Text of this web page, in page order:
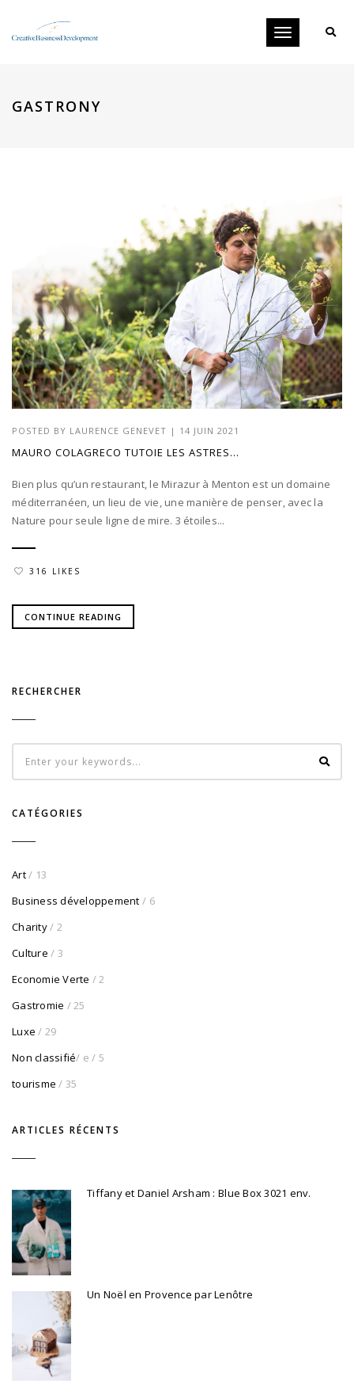
Toggle
GASTRONY
POSTED BY LAURENCE GENEVET | 14 JUIN 2021
MAURO COLAGRECO TUTOIE LES ASTRES…
Bien plus qu’un restaurant, le Mirazur à Menton est un domaine
méditerranéen, un lieu de vie, une manière de penser, avec la
Nature pour seule ligne de mire. 3 étoiles...
316 LIKES
CONTINUE READING
RECHERCHER
CATÉGORIES
Art/ 13
Business développement / 6
Charity/ 2
Culture / 3
Economie Verte / 2
Gastromie / 25
Luxe / 29
Non classifié/ e / 5
tourisme / 35
ARTICLES RÉCENTS
Tiffany et Daniel Arsham : Blue Box 3021 env.
Un Noël en Provence par Lenôtre